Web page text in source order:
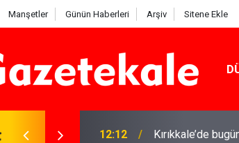
Manşetler Günün Haberleri Arşiv Sitene Ekle
12:12 Kırıkkale’de